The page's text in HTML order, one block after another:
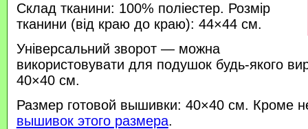
Склад тканини: 100% поліестер. Розмір
тканини (від краю до краю): 44×44 см.
Універсальний зворот — можна
використовувати для подушок будь-якого
40×40 см.
Размер готовой вышивки: 40×40 см. Кроме
вышивок этого размера.